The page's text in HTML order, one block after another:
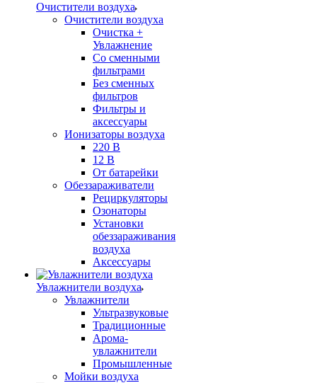
Очистители воздуха
Очистители воздуха
Очистка +
Увлажнение
Cо сменными
фильтрами
Без сменных
фильтров
Фильтры и
аксессуары
Ионизаторы воздуха
220 В
12 В
От батарейки
Обеззараживатели
Рециркуляторы
Озонаторы
Установки
обеззараживания
воздуха
Аксессуары
Увлажнители воздуха
Увлажнители
Ультразвуковые
Традиционные
Арома-
увлажнители
Промышленные
Мойки воздуха